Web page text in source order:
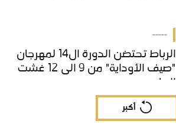
-----
الرباط تحتضن الدورة ال14 لمهرجان
"صيف الأوداية" من 9 الى 12 غشت
الجاري
الرباط تحتضن الدورة ال14 لمهرجان
"صيف الأوداية" من 9 الى 12 غشت
الجاري
أكبر